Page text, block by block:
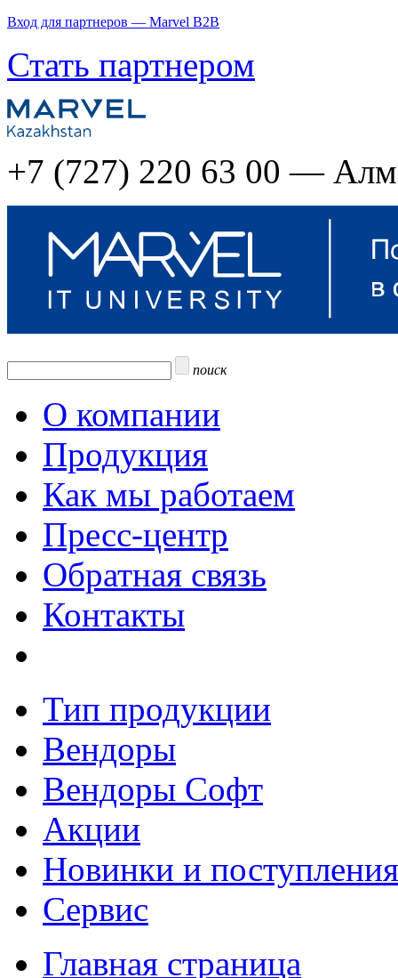
Вход для партнеров — Marvel B2B
Стать партнером
+7 (727) 220 63 00 —
поиск
О компании
Продукция
Как мы работаем
Пресс-центр
Обратная связь
Контакты
Тип продукции
Вендоры
Вендоры Софт
Акции
Новинки и поступления
Сервис
Главная страница